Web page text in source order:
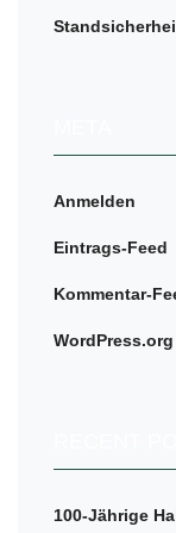
Anmelden
Eintrags-Feed
Kommentar-
WordPress.org
100-Jährige